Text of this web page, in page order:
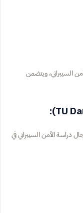
السيبراني، ويتضمن
دراسة الأمن السيبراني في